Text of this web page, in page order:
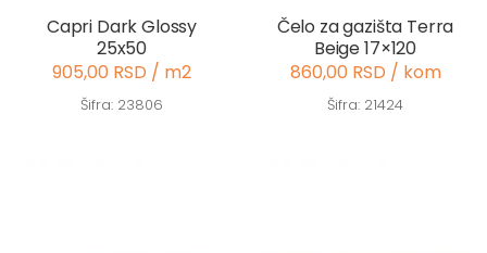
Capri Dark Glossy
25x50
905,00 RSD / m2
Šifra: 23806
Čelo za gazišta Terra
Beige 17×120
860,00 RSD / kom
Šifra: 21424